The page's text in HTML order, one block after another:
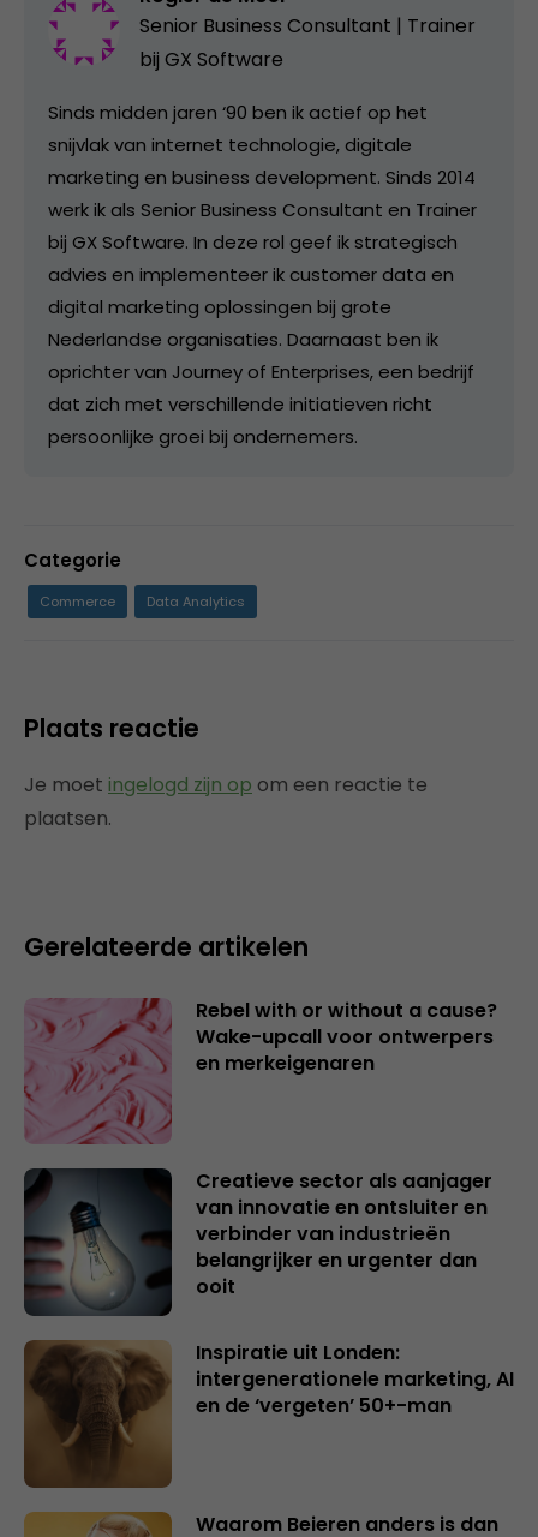
Senior Business Consultant | Trainer
bij GX Software
Sinds midden jaren ‘90 ben ik actief op het
snijvlak van internet technologie, digitale
marketing en business development. Sinds 2014
werk ik als Senior Business Consultant en Trainer
bij GX Software. In deze rol geef ik strategisch
advies en implementeer ik customer data en
digital marketing oplossingen bij grote
Nederlandse organisaties. Daarnaast ben ik
oprichter van Journey of Enterprises, een bedrijf
dat zich met verschillende initiatieven richt
persoonlijke groei bij ondernemers.
Categorie
Commerce Data Analytics
Plaats reactie
Je moet ingelogd zijn op om een reactie te
plaatsen.
Gerelateerde artikelen
Rebel with or without a cause?
Wake-upcall voor ontwerpers
en merkeigenaren
Creatieve sector als aanjager
van innovatie en ontsluiter en
verbinder van industrieën
belangrijker en urgenter dan
ooit
Inspiratie uit Londen:
intergenerationele marketing, AI
en de ‘vergeten’ 50+-man
Waarom Beieren anders is dan